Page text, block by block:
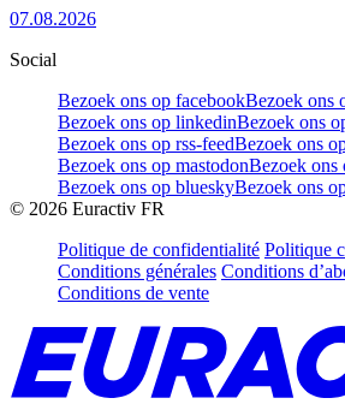
07.08.2026
Social
Bezoek ons op facebookBezoek ons
Bezoek ons op linkedinBezoek ons
Bezoek ons op rss-feedBezoek ons
Bezoek ons op mastodonBezoek ons
Bezoek ons op blueskyBezoek ons
© 2026 Euractiv FR
Politique de confidentialité Politique
Conditions générales Conditions
Conditions de vente